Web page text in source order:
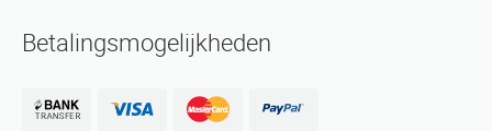
Betalingsmogelijkheden